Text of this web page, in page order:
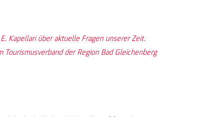
Kapellari über aktuelle Fragen unserer Zeit.
Tourismusverband der Region Bad Gleichenberg